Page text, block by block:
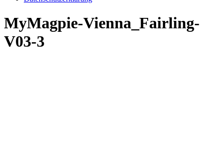
MyMagpie-Vienna_Fairling-
V03-3